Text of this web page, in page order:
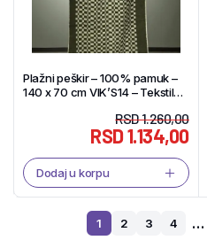
Plažni peškir – 100% pamuk –
140 x 70 cm VIK’S14 – Tekstil
RSD1.260,00
RSD1.134,00
Dodaj u korpu
1 2 3 4 …